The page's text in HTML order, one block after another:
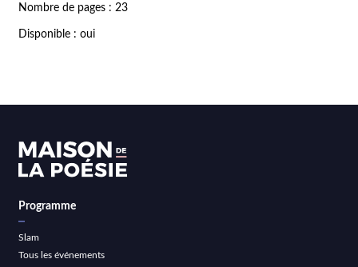
Nombre de pages : 23
Disponible : oui
Programme
Slam
Tous les événements